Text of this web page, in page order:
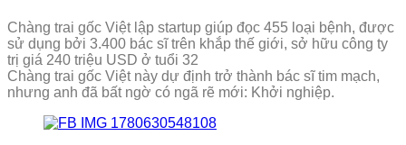
Chàng trai gốc Việt lập startup giúp đọc 455 loại bệnh, được
sử dụng bởi 3.400 bác sĩ trên khắp thế giới, sở hữu công ty
trị giá 240 triệu USD ở tuổi 32
Chàng trai gốc Việt này dự định trở thành bác sĩ tim mạch,
nhưng anh đã bất ngờ có ngã rẽ mới: Khởi nghiệp.